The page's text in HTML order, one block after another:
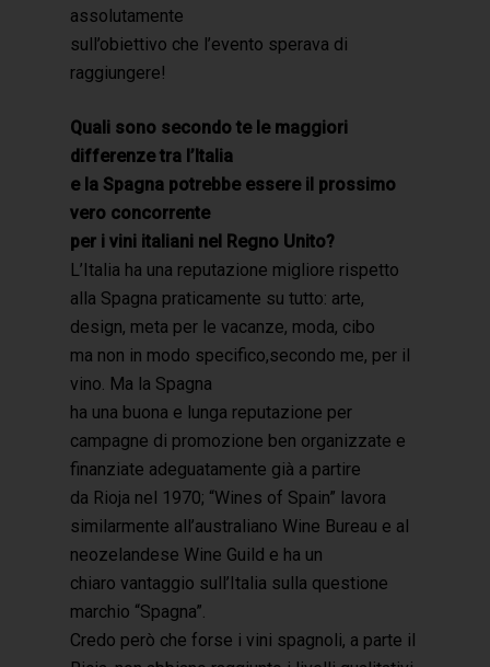
assolutamente
sull’obiettivo che l’evento sperava di
raggiungere!
Quali sono secondo te le maggiori
differenze tra l’Italia
e la Spagna potrebbe essere il prossimo
vero concorrente
per i vini italiani nel Regno Unito?
L’Italia ha una reputazione migliore rispetto
alla Spagna praticamente su tutto: arte,
design, meta per le vacanze, moda, cibo
ma non in modo specifico,secondo me, per il
vino. Ma la Spagna
ha una buona e lunga reputazione per
campagne di promozione ben organizzate e
finanziate adeguatamente già a partire
da Rioja nel 1970; “Wines of Spain” lavora
similarmente all’australiano Wine Bureau e al
neozelandese Wine Guild e ha un
chiaro vantaggio sull’Italia sulla questione
marchio “Spagna”.
Credo però che forse i vini spagnoli, a parte il